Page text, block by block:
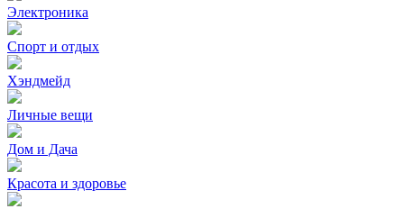
Электроника
Спорт и отдых
Хэндмейд
Личные вещи
Дом и Дача
Красота и здоровье